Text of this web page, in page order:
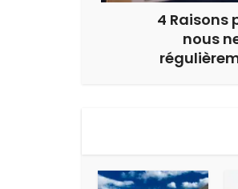
4 Raisons
nous